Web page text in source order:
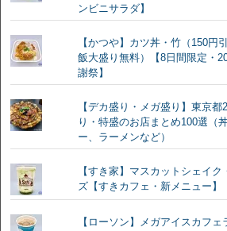
ンビニサラダ】
【かつや】カツ丼・竹（150円
飯大盛り無料）【8日間限定・
謝祭】
【デカ盛り・メガ盛り】東京都
り・特盛のお店まとめ100選（
ー、ラーメンなど）
【すき家】マスカットシェイク
ズ【すきカフェ・新メニュー】
【ローソン】メガアイスカフェ